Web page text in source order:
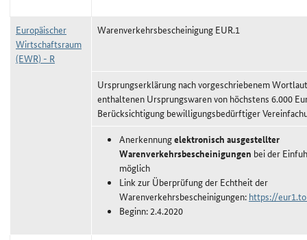
Europäischer
Wirtschaftsraum
(EWR) - R
Warenverkehrsbescheinigung EUR.1
Ursprungserklärung nach vorgeschriebenem
enthaltenen Ursprungswaren von höchstens 6.000
Berücksichtigung bewilligungsbedürftiger
Anerkennungelektronisch ausgestellter
Warenverkehrsbescheinigungen bei der
möglich
Link zur Überprüfung der Echtheit der
Warenverkehrsbescheinigungen: https://
Beginn: 2.4.2020